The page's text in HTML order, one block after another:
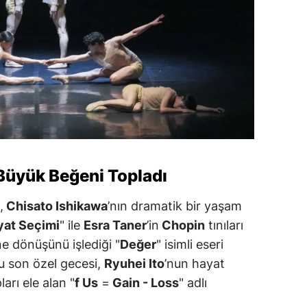
Beğeni Topladı
Chisato Ishikawa’nın dramatik bir yaşam
Seçimi" ile Esra Taner’in Chopin tınıları
dönüşünü işlediği "Değer" isimli eseri
son özel gecesi, Ryuhei Ito’nun hayat
ele alan "f Us = Gain - Loss" adlı